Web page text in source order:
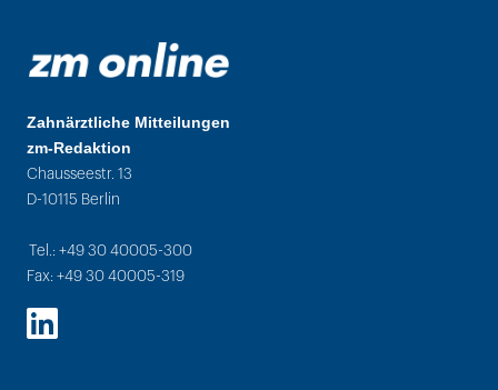
Zahnärztliche Mitteilungen
zm-Redaktion
Chausseestr. 13
D-10115 Berlin
Tel.: +49 30 40005-300
Fax: +49 30 40005-319
LinkedIn